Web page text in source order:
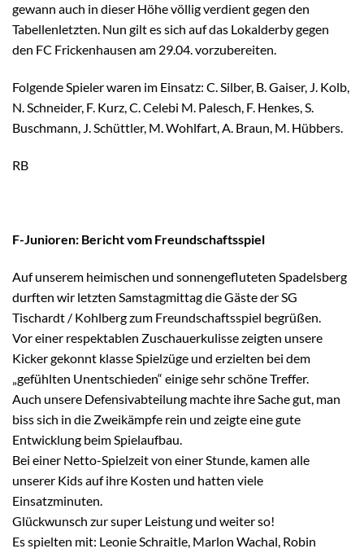
gewann auch in dieser Höhe völlig verdient gegen den
Tabellenletzten. Nun gilt es sich auf das Lokalderby gegen
den FC Frickenhausen am 29.04. vorzubereiten.
Folgende Spieler waren im Einsatz: C. Silber, B. Gaiser, J. Kolb,
N. Schneider, F. Kurz, C. Celebi M. Palesch, F. Henkes, S.
Buschmann, J. Schüttler, M. Wohlfart, A. Braun, M. Hübbers.
RB
F-Junioren: Bericht vom Freundschaftsspiel
Auf unserem heimischen und sonnengefluteten Spadelsberg
durften wir letzten Samstagmittag die Gäste der SG
Tischardt / Kohlberg zum Freundschaftsspiel begrüßen.
Vor einer respektablen Zuschauerkulisse zeigten unsere
Kicker gekonnt klasse Spielzüge und erzielten bei dem
„gefühlten Unentschieden“ einige sehr schöne Treffer.
Auch unsere Defensivabteilung machte ihre Sache gut, man
biss sich in die Zweikämpfe rein und zeigte eine gute
Entwicklung beim Spielaufbau.
Bei einer Netto-Spielzeit von einer Stunde, kamen alle
unserer Kids auf ihre Kosten und hatten viele
Einsatzminuten.
Glückwunsch zur super Leistung und weiter so!
Es spielten mit: Leonie Schraitle, Marlon Wachal, Robin